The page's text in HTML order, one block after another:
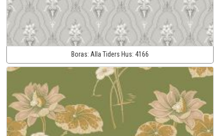
Boras: Alla Tiders Hus: 4166